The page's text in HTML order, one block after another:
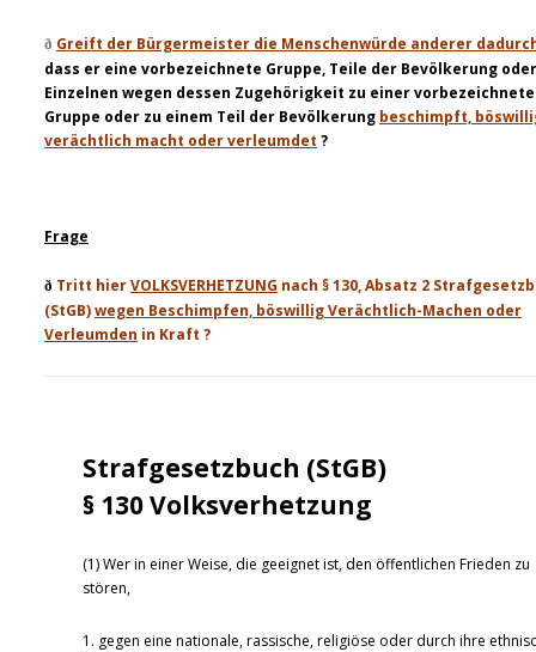
ð Greift der Bürgermeister die Menschenwürde anderer
dass er eine vorbezeichnete Gruppe, Teile der Bevölkerung
Einzelnen wegen dessen Zugehörigkeit zu einer
Gruppe oder zu einem Teil der Bevölkerung beschimpft,
verächtlich macht oder verleumdet ?
Frage
ð Tritt hierVOLKSVERHETZUNG nach § 130, Absatz 2
(StGB)wegen Beschimpfen, böswilligVerächtlich-Machen oder
Verleumden in Kraft ?
Strafgesetzbuch (StGB)
§ 130 Volksverhetzung
(1) Wer in einer Weise, die geeignet ist, den öffentlichen Frieden zu
stören,
1. gegen eine nationale, rassische, religiöse oder durch ihre